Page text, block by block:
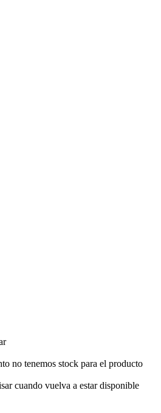
no tenemos stock para el producto
cuando vuelva a estar disponible